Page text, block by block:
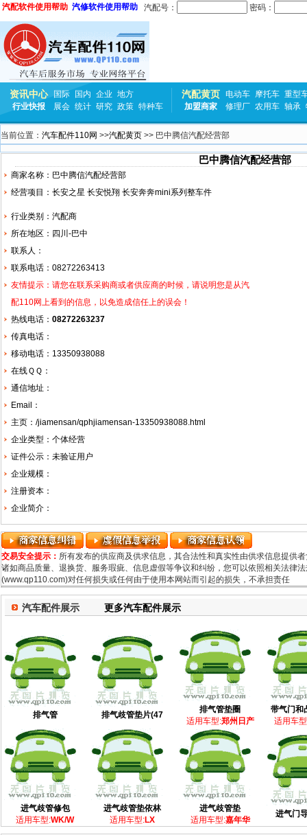
汽配软件使用帮助 汽修软件使用帮助 汽配号： 密码：
资讯中心 国际 国内 企业 地方
行业快报
展会 统计 研究 政策 特种车
汽配黄页 电动车 摩托车 重型
加盟商家
修理厂 农用车 轴承
当前位置： 汽车配件110网 >>汽配黄页 >> 巴中腾信汽配经营部
巴中腾信汽配经营部
商家名称：巴中腾信汽配经营部
经营项目： 长安之星 长安悦翔 长安奔奔mini系列 整车件
行业类别：汽配商
所在地区：四川-巴中
联系人：
联系电话：08272263413
友情提示：请您在联系采购商或者供应商的时候，请说明您是从汽
配110网上看到的信息，以免造成信任上的误会！
热线电话： 08272263237
传真电话：
移动电话：13350938088
在线ＱＱ：
通信地址：
Email：
主页： /jiamensan/qphjiamensan-13350938088.html
企业类型：个体经营
证件公示：未验证用户
企业规模：
注册资本：
企业简介：
交易安全提示： 所有发布的供应商及供求信息，其合法性和真实性由供求信息提供
诸如商品质量、退换货、服务瑕疵、信息虚假等争议和纠纷，您可以依照相关法律
(www.qp110.com)对任何损失或任何由于使用本网站而引起的损失，不承担责任
汽车配件展示 更多汽车配件展示
排气管 排气歧管垫片(47
排气管垫圈
适用车型:郑州日产
带气门和
适用车
进气歧管修包
适用车型:WK/W
进气歧管垫依林
适用车型:LX
进气歧管垫
适用车型:嘉年华
进气门